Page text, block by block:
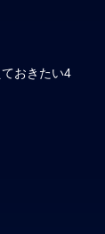
おきたい4